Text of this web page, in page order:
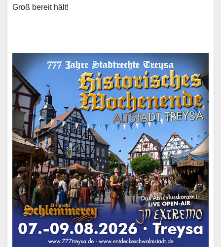
Groß bereit hält!